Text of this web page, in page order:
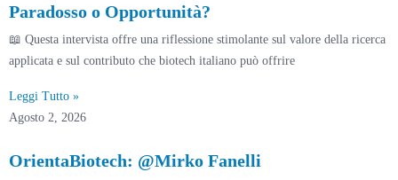
Paradosso o Opportunità?
📖 Questa intervista offre una riflessione stimolante sul valore della ricerca
applicata e sul contributo che biotech italiano può offrire
Leggi Tutto »
Agosto 2, 2026
OrientaBiotech: @Mirko Fanelli